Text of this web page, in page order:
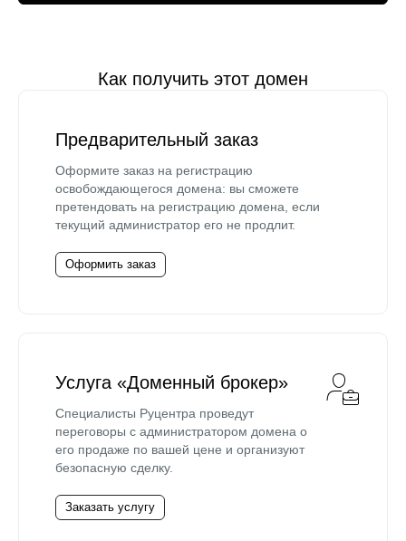
Как получить этот домен
Предварительный заказ
Оформите заказ на регистрацию
освобождающегося домена: вы сможете
претендовать на регистрацию домена, если
текущий администратор его не продлит.
Оформить заказ
Услуга «Доменный брокер»
Специалисты Руцентра проведут
переговоры с администратором домена о
его продаже по вашей цене и организуют
безопасную сделку.
Заказать услугу